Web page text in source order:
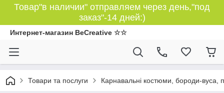
Товар"в наличии" отправляем через день,"под
заказ"-14 дней:)
Интернет-магазин BeCreative ☆☆
Товари та послуги Карнавальні костюми, бороди-вуса,